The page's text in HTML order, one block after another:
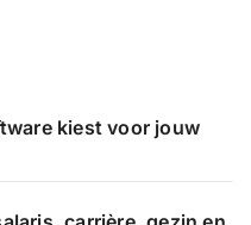
kiest voor jouw